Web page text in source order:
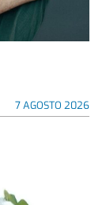
7 AGOSTO 2026